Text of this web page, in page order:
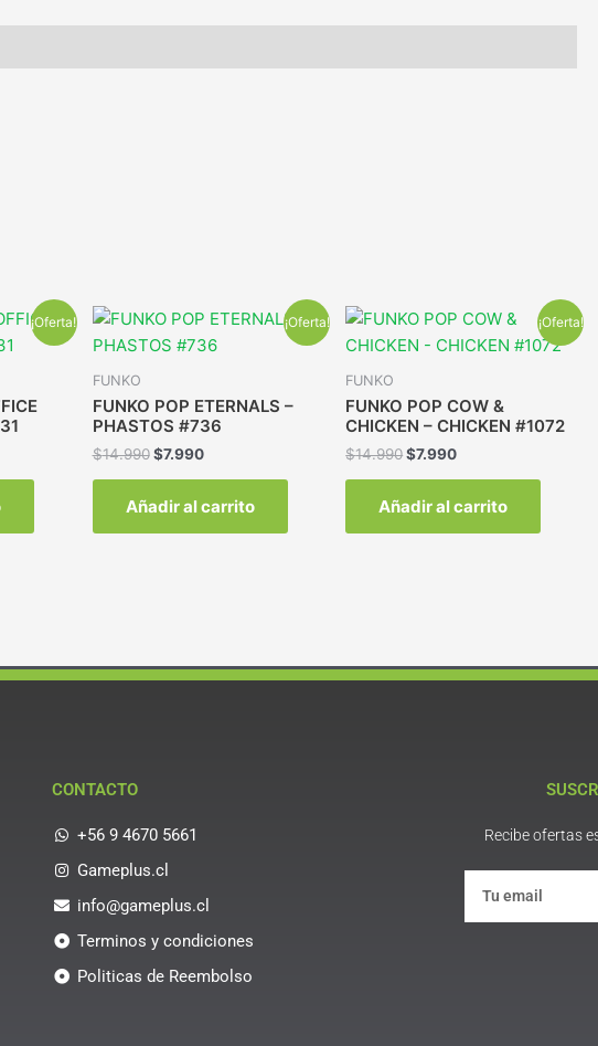
¡Oferta! ¡Oferta!
FUNKO
FUNKO POP ETERNALS –
PHASTOS #736
$14.990 $7.990
Añadir al carrito
¡Oferta!
FUNKO
FUNKO POP COW &
CHICKEN – CHICKEN #1072
$14.990 $7.990
Añadir al carrito
CONTACTO
+56 9 4670 5661
Gameplus.cl
info@gameplus.cl
Terminos y condiciones
Politicas de Reembolso
Recibe ofertas